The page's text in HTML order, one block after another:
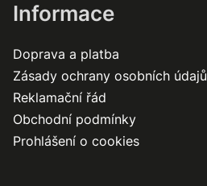
Informace
Doprava a platba
Zásady ochrany osobních údajů
Reklamační řád
Obchodní podmínky
Prohlášení o cookies